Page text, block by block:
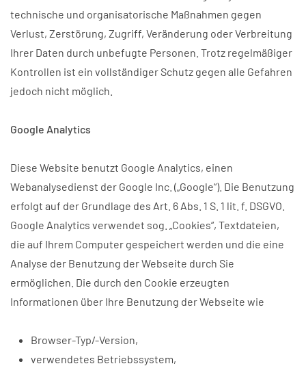
technische und organisatorische Maßnahmen gegen
Verlust, Zerstörung, Zugriff, Veränderung oder Verbreitung
Ihrer Daten durch unbefugte Personen. Trotz regelmäßiger
Kontrollen ist ein vollständiger Schutz gegen alle Gefahren
jedoch nicht möglich.
Google Analytics
Diese Website benutzt Google Analytics, einen
Webanalysedienst der Google Inc. („Google“). Die Benutzung
erfolgt auf der Grundlage des Art. 6 Abs. 1 S. 1 lit. f. DSGVO.
Google Analytics verwendet sog. „Cookies“, Textdateien,
die auf Ihrem Computer gespeichert werden und die eine
Analyse der Benutzung der Webseite durch Sie
ermöglichen. Die durch den Cookie erzeugten
Informationen über Ihre Benutzung der Webseite wie
Browser-Typ/-Version,
verwendetes Betriebssystem,